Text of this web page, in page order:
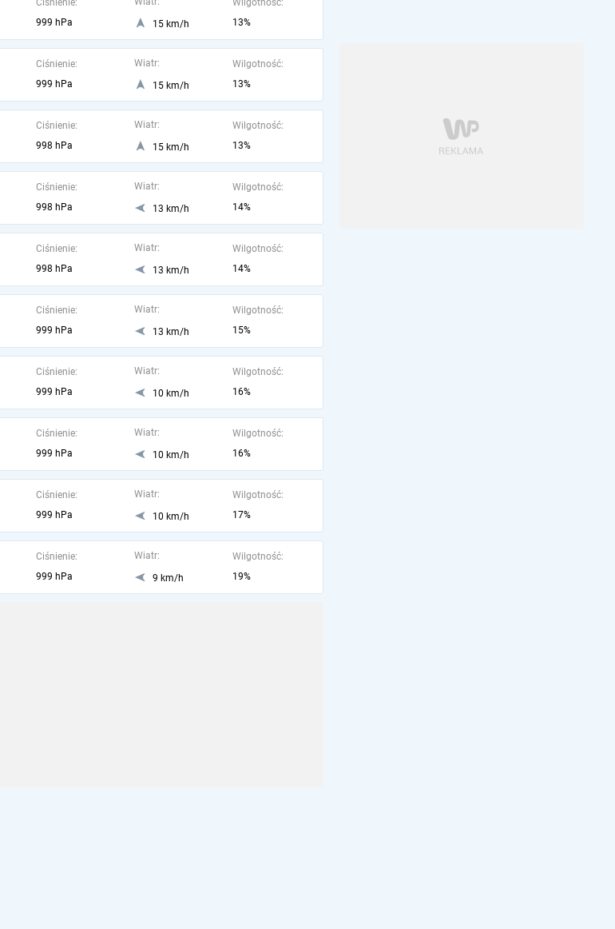
Ciśnienie:
999 hPa
15 km/h
Wilgotność:
13%
Ciśnienie:
999 hPa
Wiatr:
15 km/h
Wilgotność:
13%
Ciśnienie:
998 hPa
Wiatr:
15 km/h
Wilgotność:
13%
Ciśnienie:
998 hPa
Wiatr:
13 km/h
Wilgotność:
14%
Ciśnienie:
998 hPa
Wiatr:
13 km/h
Wilgotność:
14%
Ciśnienie:
999 hPa
Wiatr:
13 km/h
Wilgotność:
15%
Ciśnienie:
999 hPa
Wiatr:
10 km/h
Wilgotność:
16%
Ciśnienie:
999 hPa
Wiatr:
10 km/h
Wilgotność:
16%
Ciśnienie:
999 hPa
Wiatr:
10 km/h
Wilgotność:
17%
Ciśnienie:
999 hPa
Wiatr:
9 km/h
Wilgotność:
19%